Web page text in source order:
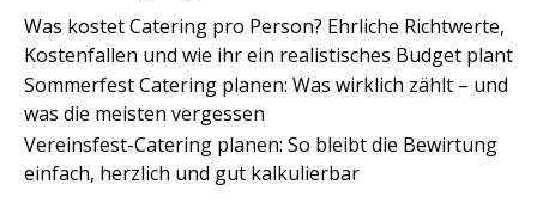
Was kostet Catering pro Person? Ehrliche Richtwerte,
Kostenfallen und wie ihr ein realistisches Budget plant
Sommerfest Catering planen: Was wirklich zählt – und
was die meisten vergessen
Vereinsfest-Catering planen: So bleibt die Bewirtung
einfach, herzlich und gut kalkulierbar